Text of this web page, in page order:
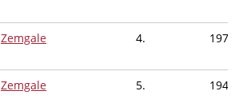
Zemgale 4. 1978
Zemgale 5.
1949